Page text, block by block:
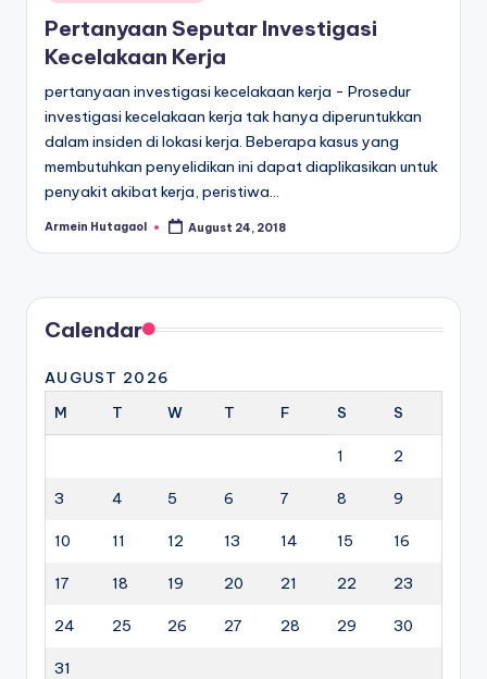
in
Pertanyaan Seputar Investigasi
Kecelakaan Kerja
pertanyaan investigasi kecelakaan kerja - Prosedur
investigasi kecelakaan kerja tak hanya diperuntukkan
dalam insiden di lokasi kerja. Beberapa kasus yang
membutuhkan penyelidikan ini dapat diaplikasikan untuk
penyakit akibat kerja, peristiwa…
Posted
Armein Hutagaol August 24, 2018
Calendar
AUGUST 2026
M
T W T F S S
1 2
3 4 5 6 7 8 9
10 11 12 13 14 15 16
17 18 19 20 21 22 23
24 25 26 27 28 29 30
31